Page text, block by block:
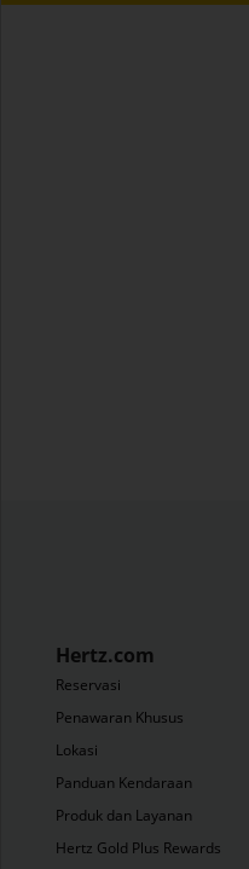
Hertz.com
Reservasi
Penawaran Khusus
Lokasi
Panduan Kendaraan
Produk dan Layanan
Hertz Gold Plus Rewards